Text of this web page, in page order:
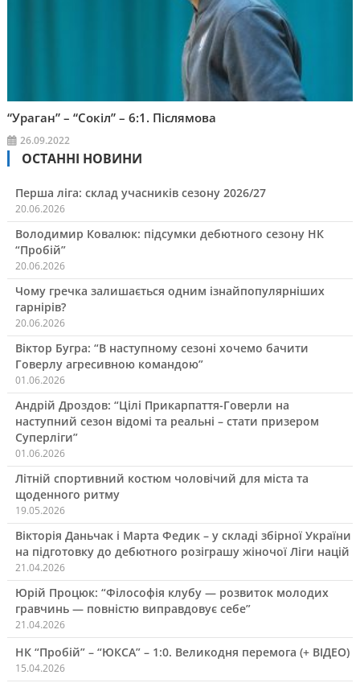
“Ураган” – “Сокіл” – 6:1. Післямова
26.09.2022
ОСТАННІ НОВИНИ
Перша ліга: склад учасників сезону 2026/27
20.06.2026
Володимир Ковалюк: підсумки дебютного сезону НК
“Пробій”
20.06.2026
Чому гречка залишається одним ізнайпопулярніших
гарнірів?
20.06.2026
Віктор Бугра: “В наступному сезоні хочемо бачити
Говерлу агресивною командою”
01.06.2026
Андрій Дроздов: “Цілі Прикарпаття-Говерли на
наступний сезон відомі та реальні – стати призером
Суперліги”
01.06.2026
Літній спортивний костюм чоловічий для міста та
щоденного ритму
19.05.2026
Вікторія Даньчак і Марта Федик – у складі збірної України
на підготовку до дебютного розіграшу жіночої Ліги націй
21.04.2026
Юрій Процюк: “Філософія клубу — розвиток молодих
гравчинь — повністю виправдовує себе”
21.04.2026
НК “Пробій” – “ЮКСА” – 1:0. Великодня перемога (+ ВІДЕО)
15.04.2026